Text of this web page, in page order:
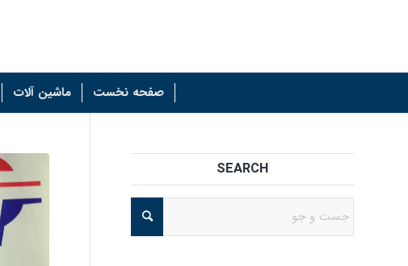
صفحه نخست ماشین آلات
SEARCH